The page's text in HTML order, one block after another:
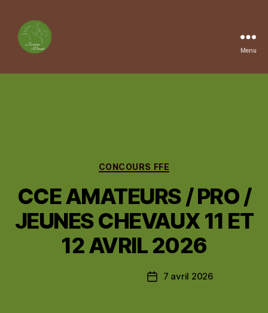
Ecuries
Menu
Catégories
CONCOURS FFE
CCE AMATEURS / PRO /
JEUNES CHEVAUX 11 ET
12 AVRIL 2026
Date7 avril 2026